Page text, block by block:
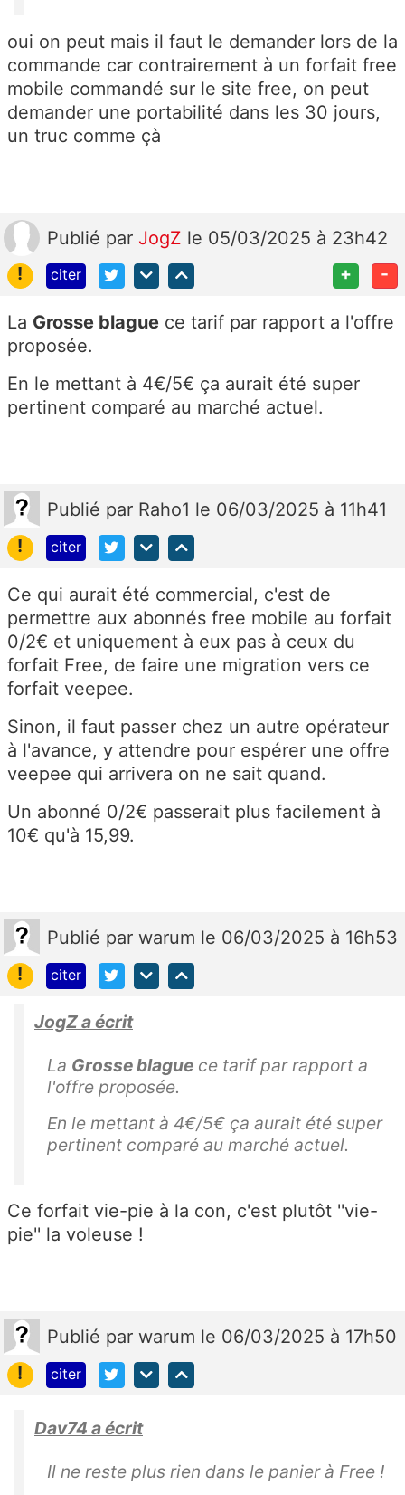
oui on peut mais il faut le demander lors de la
commande car contrairement à un forfait free
mobile commandé sur le site free, on peut
demander une portabilité dans les 30 jours,
un truc comme çà
Publié par JogZ le 05/03/2025 à 23h42
!
citer + -
La Grosse blague ce tarif par rapport a l'offre
proposée.
En le mettant à 4€/5€ ça aurait été super
pertinent comparé au marché actuel.
Publié par Raho1 le 06/03/2025 à 11h41
!
citer
Ce qui aurait été commercial, c'est de
permettre aux abonnés free mobile au forfait
0/2€ et uniquement à eux pas à ceux du
forfait Free, de faire une migration vers ce
forfait veepee.
Sinon, il faut passer chez un autre opérateur
à l'avance, y attendre pour espérer une offre
veepee qui arrivera on ne sait quand.
Un abonné 0/2€ passerait plus facilement à
10€ qu'à 15,99.
Publié par warum le 06/03/2025 à 16h53
!
citer
JogZ a écrit
La Grosse blague ce tarif par rapport a
l'offre proposée.
En le mettant à 4€/5€ ça aurait été super
pertinent comparé au marché actuel.
Ce forfait vie-pie à la con, c'est plutôt ''vie-
pie'' la voleuse !
Publié par warum le 06/03/2025 à 17h50
!
citer
Dav74 a écrit
Il ne reste plus rien dans le panier à Free !